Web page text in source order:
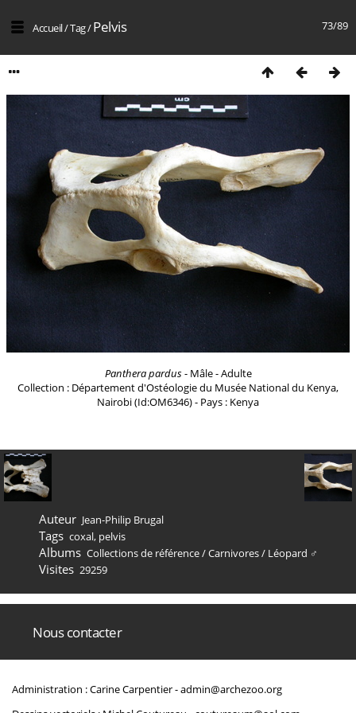
73/89
Accueil/Tag/Pelvis
Panthera pardus- Mâle - Adulte
Collection : Département d'Ostéologie du Musée National du Kenya,
Nairobi (Id:OM6346) - Pays : Kenya
Auteur Jean-Philip Brugal
Tags coxal, pelvis
Albums Collections de référence/Carnivores/ Léopard ♂
Visites 29259
Nous contacter
Administration : Carine Carpentier -admin@archezoo.org